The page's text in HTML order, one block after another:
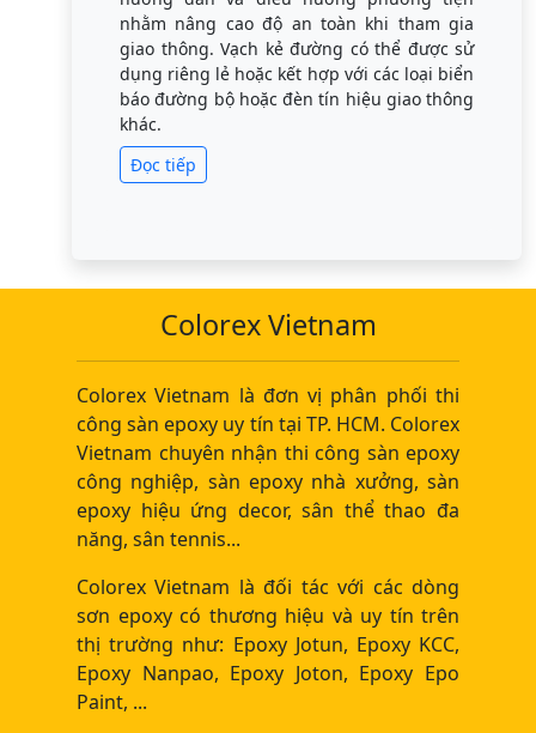
nhằm nâng cao độ an toàn khi tham gia
giao thông. Vạch kẻ đường có thể được sử
dụng riêng lẻ hoặc kết hợp với các loại biển
báo đường bộ hoặc đèn tín hiệu giao thông
khác.
Đọc tiếp
Colorex Vietnam
Colorex Vietnam là đơn vị phân phối thi
công sàn epoxy uy tín tại TP. HCM. Colorex
Vietnam chuyên nhận thi công sàn epoxy
công nghiệp, sàn epoxy nhà xưởng, sàn
epoxy hiệu ứng decor, sân thể thao đa
năng, sân tennis...
Colorex Vietnam là đối tác với các dòng
sơn epoxy có thương hiệu và uy tín trên
thị trường như: Epoxy Jotun, Epoxy KCC,
Epoxy Nanpao, Epoxy Joton, Epoxy Epo
Paint, ...